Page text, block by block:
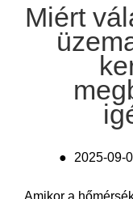
Miért
● 2025-09-
Amikor a